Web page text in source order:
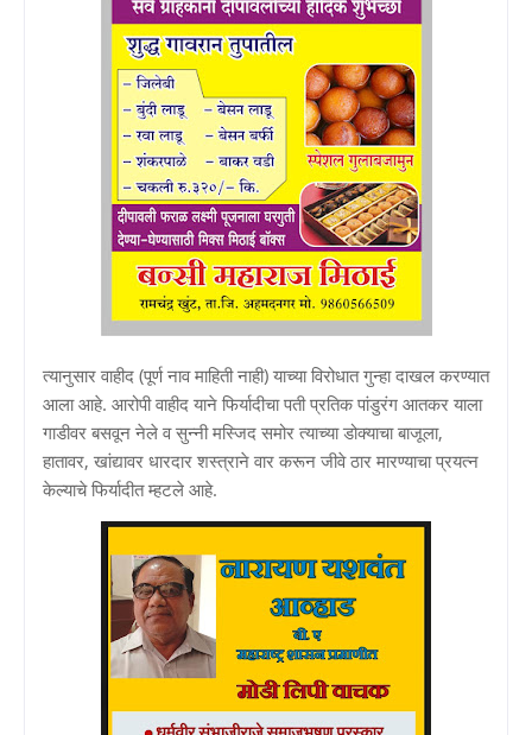
त्यानुसार वाहीद (पूर्ण नाव माहिती नाही) याच्या विरोधात गुन्हा दाखल करण्यात
आला आहे. आरोपी वाहीद याने फिर्यादीचा पती प्रतिक पांडुरंग आतकर याला
गाडीवर बसवून नेले व सुन्नी मस्जिद समोर त्याच्या डोक्याचा बाजूला,
हातावर, खांद्यावर धारदार शस्त्राने वार करून जीवे ठार मारण्याचा प्रयत्न
केल्याचे फिर्यादीत म्हटले आहे.